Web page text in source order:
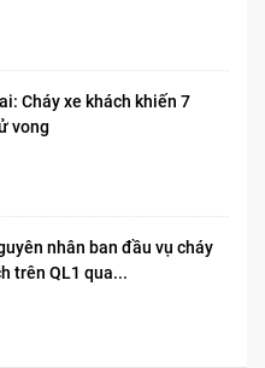
Cháy xe khách khiến 7
vong​
nhân ban đầu vụ cháy
trên QL1 qua...